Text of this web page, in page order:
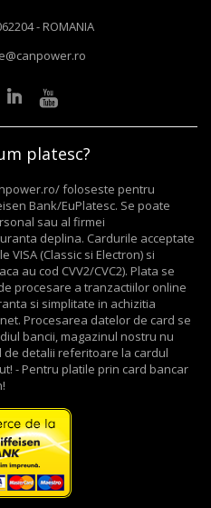
- ROMANIA
platesc?
foloseste pentru
Bank/EuPlatesc. Se poate
sau al firmei
deplina. Cardurile acceptate
VISA (Classic si Electron) si
au cod CVV2/CVC2). Plata se
procesare a tranzactiilor online
si simplitate in achizitia
Procesarea datelor de card se
bancii, magazinul nostru nu
de detalii referitoare la cardul
- Pentru platile prin card bancar